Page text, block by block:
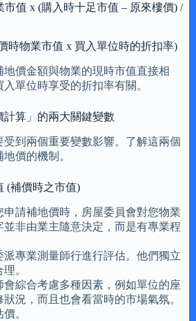
值 x (購入時十足市值 – 原來樓價) /
時物業市值 x 買入單位時的折扣率)
價金額與物業的現時市值直接相
單位時享受的折扣率有關。
算」的兩大關鍵變數
到兩個重要變數影響。了解這兩個
價的機制。
(補價時之市值)
請補地價時，房屋委員會對您物業
非由業主隨意決定，而是有專業程
專業測量師行進行評估。他們獨立
。
綜合考慮多種因素，例如單位的座
況，而且也會看當時的市場氣氛。
。